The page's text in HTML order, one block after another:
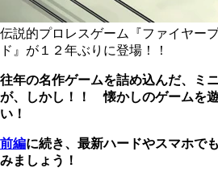
伝説的プロレスゲーム『ファイヤー
ド』が１２年ぶりに登場！！
往年の名作ゲームを詰め込んだ、ミ
が、しかし！！ 懐かしのゲームを
い！
前編に続き、最新ハードやスマホで
みましょう！